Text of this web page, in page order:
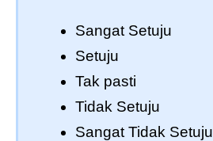
Sangat Setuju
Setuju
Tak pasti
Tidak Setuju
Sangat Tidak Setuju